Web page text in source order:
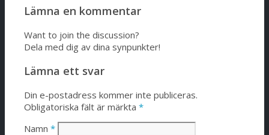
Lämna en kommentar
Want to join the discussion?
Dela med dig av dina synpunkter!
Lämna ett svar
Din e-postadress kommer inte publiceras.
Obligatoriska fält är märkta*
Namn*